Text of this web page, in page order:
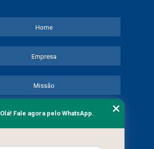
Home
Empresa
Missão
Serviços
Olá! Fale agora pelo WhatsApp.